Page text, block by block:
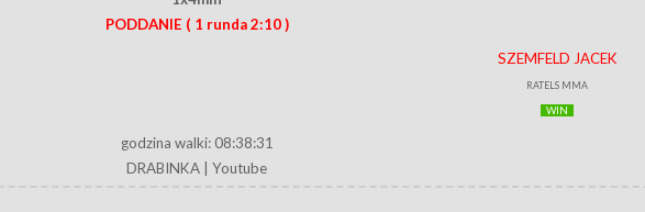
PODDANIE ( 1 runda 2:10 )
SZEMFELD JACEK
RATELS MMA
WIN
godzina walki: 08:38:31
DRABINKA
Youtube